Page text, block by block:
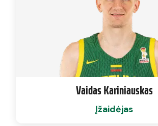
Vaidas Kariniauskas
Įžaidėjas